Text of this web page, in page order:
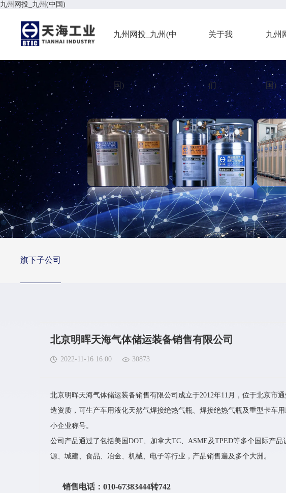
九州网投_九州(中国)
九州网投_九州(中
国)
关于我
们
九州
国)
旗下子公司
北京明晖天海气体储运装备销售有限公司
2022-11-16 16:00 30873
北京明晖天海气体储运装备销售有限公司成立于2012年11月，位于北京市
造资质，可生产车用液化天然气焊接绝热气瓶、焊接绝热气瓶及重型卡车
小企业称号。
公司产品通过了包括美国DOT、加拿大TC、ASME及TPED等多个国际产
源、城建、食品、冶金、机械、电子等行业，产品销售遍及多个大洲。
销售电话：010-67383444转742